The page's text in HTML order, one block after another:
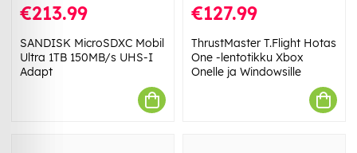
€213.99
SANDISK MicroSDXC Mobil
Ultra 1TB 150MB/s UHS-I
Adapt
€127.99
ThrustMaster T.Flight Hotas
One -lentotikku Xbox
Onelle ja Windowsille